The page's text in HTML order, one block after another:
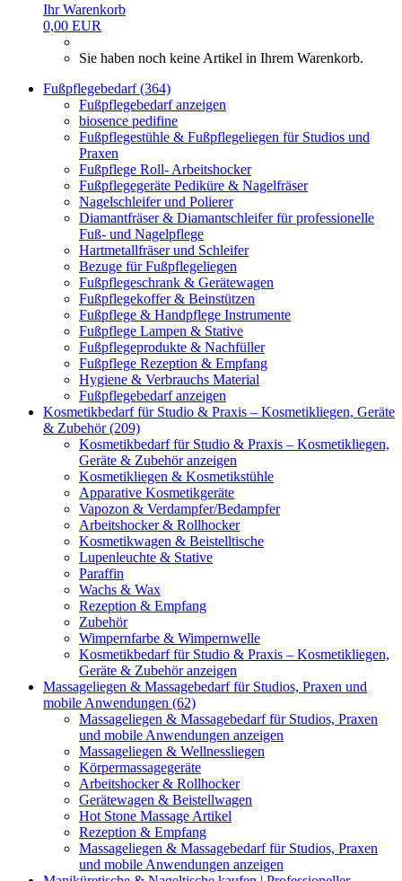
Ihr Warenkorb
0,00 EUR
Sie haben noch keine Artikel in Ihrem Warenkorb.
Fußpflegebedarf (364)
Fußpflegebedarf anzeigen
biosence pedifine
Fußpflegestühle & Fußpflegeliegen für Studios und
Praxen
Fußpflege Roll- Arbeitshocker
Fußpflegegeräte Pediküre & Nagelfräser
Nagelschleifer und Polierer
Diamantfräser & Diamantschleifer für professionelle
Fuß- und Nagelpflege
Hartmetallfräser und Schleifer
Bezuge für Fußpflegeliegen
Fußpflegeschrank & Gerätewagen
Fußpflegekoffer & Beinstützen
Fußpflege & Handpflege Instrumente
Fußpflege Lampen & Stative
Fußpflegeprodukte & Nachfüller
Fußpflege Rezeption & Empfang
Hygiene & Verbrauchs Material
Fußpflegebedarf anzeigen
Kosmetikbedarf für Studio & Praxis – Kosmetikliegen, Geräte
& Zubehör (209)
Kosmetikbedarf für Studio & Praxis – Kosmetikliegen,
Geräte & Zubehör anzeigen
Kosmetikliegen & Kosmetikstühle
Apparative Kosmetikgeräte
Vapozon & Verdampfer/Bedampfer
Arbeitshocker & Rollhocker
Kosmetikwagen & Beistelltische
Lupenleuchte & Stative
Paraffin
Wachs & Wax
Rezeption & Empfang
Zubehör
Wimpernfarbe & Wimpernwelle
Kosmetikbedarf für Studio & Praxis – Kosmetikliegen,
Geräte & Zubehör anzeigen
Massageliegen & Massagebedarf für Studios, Praxen und
mobile Anwendungen (62)
Massageliegen & Massagebedarf für Studios, Praxen
und mobile Anwendungen anzeigen
Massageliegen & Wellnessliegen
Körpermassagegeräte
Arbeitshocker & Rollhocker
Gerätewagen & Beistellwagen
Hot Stone Massage Artikel
Rezeption & Empfang
Massageliegen & Massagebedarf für Studios, Praxen
und mobile Anwendungen anzeigen